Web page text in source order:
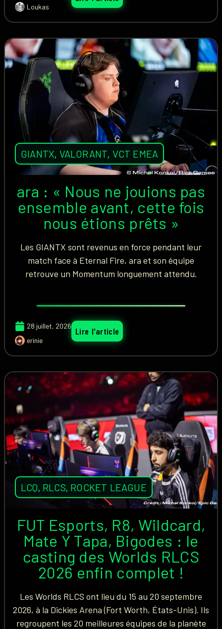
Loukas
GIANTX, VALORANT, VCT EMEA
ara : « Nous ne jouions pas
ensemble avant, cette fois
nous étions prêts »
Les GIANTX sont revenus en force pendant leur
match face à Eternal Fire, ara et son équipe
retrouve un Momentum longuement attendu.
28 juillet, 2026
erinie
Lire l'article
LCQ, RLCS, ROCKET LEAGUE
FUT Esports, R8, Wildcard,
Mate Y Tapa, Bigodes : le
casting des Worlds RLCS
2026 enfin complet !
Les Worlds RLCS ont lieu du 15 au 20 septembre
2026, à la Dickies Arena (Fort Worth, États-Unis). Ils
regroupent les 20 meilleures équipes de la planète